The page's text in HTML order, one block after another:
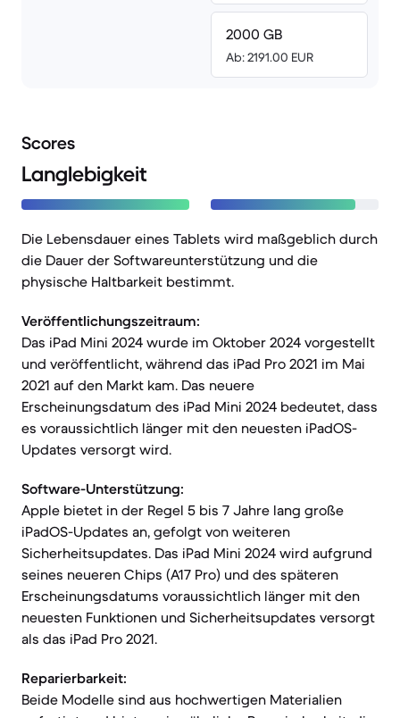
2000 GB
Ab: 2191.00 EUR
Scores
Langlebigkeit
Die Lebensdauer eines Tablets wird maßgeblich durch
die Dauer der Softwareunterstützung und die
physische Haltbarkeit bestimmt.
Veröffentlichungszeitraum:
Das iPad Mini 2024 wurde im Oktober 2024 vorgestellt
und veröffentlicht, während das iPad Pro 2021 im Mai
2021 auf den Markt kam. Das neuere
Erscheinungsdatum des iPad Mini 2024 bedeutet, dass
es voraussichtlich länger mit den neuesten iPadOS-
Updates versorgt wird.
Software-Unterstützung:
Apple bietet in der Regel 5 bis 7 Jahre lang große
iPadOS-Updates an, gefolgt von weiteren
Sicherheitsupdates. Das iPad Mini 2024 wird aufgrund
seines neueren Chips (A17 Pro) und des späteren
Erscheinungsdatums voraussichtlich länger mit den
neuesten Funktionen und Sicherheitsupdates versorgt
als das iPad Pro 2021.
Reparierbarkeit:
Beide Modelle sind aus hochwertigen Materialien